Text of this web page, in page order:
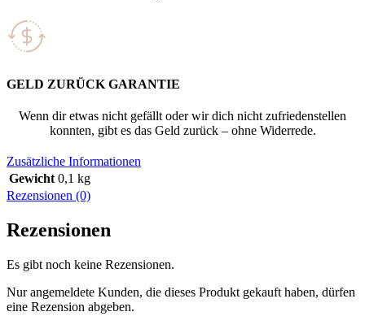
GELD ZURÜCK GARANTIE
Wenn dir etwas nicht gefällt oder wir dich nicht zufriedenstellen
konnten, gibt es das Geld zurück – ohne Widerrede.
Zusätzliche Informationen
Gewicht 0,1 kg
Rezensionen (0)
Rezensionen
Es gibt noch keine Rezensionen.
Nur angemeldete Kunden, die dieses Produkt gekauft haben, dürfen
eine Rezension abgeben.